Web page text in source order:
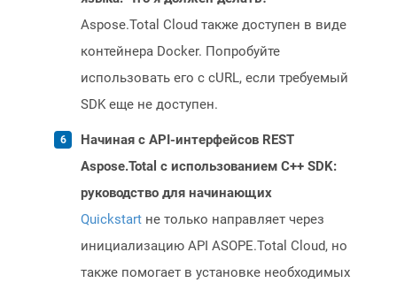
Aspose.Total Cloud также доступен в виде
контейнера Docker. Попробуйте
использовать его с cURL, если требуемый
SDK еще не доступен.
Начиная с API-интерфейсов REST
Aspose.Total с использованием C++ SDK:
руководство для начинающих
Quickstart не только направляет через
инициализацию API ASOPE.Total Cloud, но
также помогает в установке необходимых